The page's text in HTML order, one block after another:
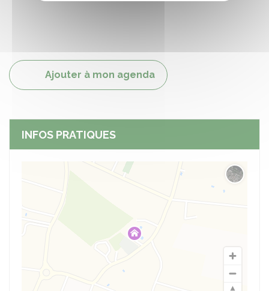
Ajouter à mon agenda
INFOS PRATIQUES